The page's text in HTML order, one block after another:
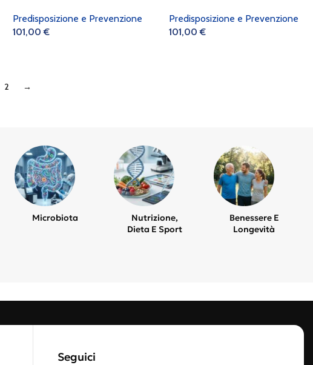
Predisposizione e Prevenzione
101,00€
Predisposizione e Prevenzione
101,00€
2 →
Microbiota
Nutrizione,
Dieta E Sport
Benessere E
Longevità
Seguici